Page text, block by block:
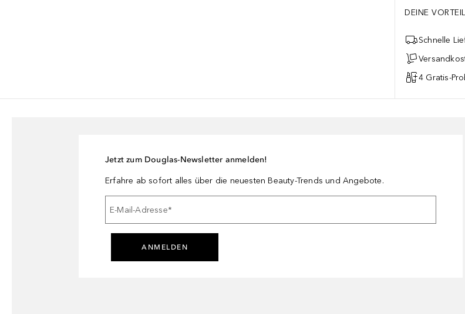
DEINE
Schnelle
4 Gratis-
Jetzt zum Douglas-Newsletter anmelden!
Erfahre ab sofort alles über die neuesten Beauty-Trends und Angebote.
E-Mail-Adresse*
ANMELDEN